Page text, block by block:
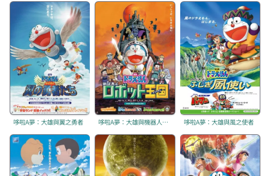
哆啦A夢：大雄與翼之勇者 哆啦A夢：大雄與機器人王國 哆啦A夢：大雄與風之使者